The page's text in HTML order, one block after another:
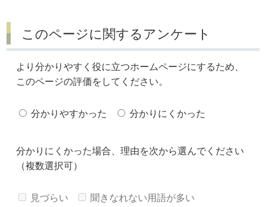
このページに関するアンケート
より分かりやすく役に立つホームページにするため、
このページの評価をしてください。
分かりやすかった 分かりにくかった
分かりにくかった場合、理由を次から選んでください
（複数選択可）
見づらい 聞きなれない用語が多い